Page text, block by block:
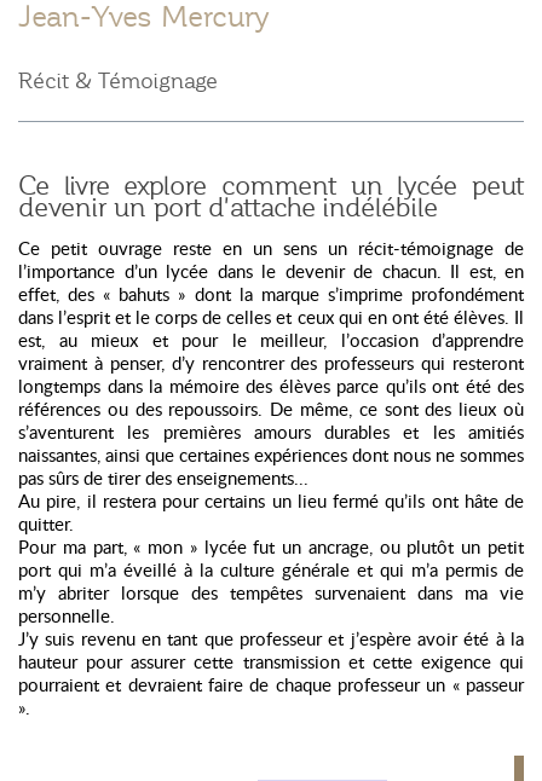
Jean-Yves Mercury
Récit & Témoignage
Ce livre explore comment un lycée peut
devenir un port d'attache indélébile
Ce petit ouvrage reste en un sens un récit-témoignage de
l’importance d’un lycée dans le devenir de chacun. Il est, en
effet, des « bahuts » dont la marque s’imprime profondément
dans l’esprit et le corps de celles et ceux qui en ont été élèves. Il
est, au mieux et pour le meilleur, l’occasion d’apprendre
vraiment à penser, d’y rencontrer des professeurs qui resteront
longtemps dans la mémoire des élèves parce qu’ils ont été des
références ou des repoussoirs. De même, ce sont des lieux où
s’aventurent les premières amours durables et les amitiés
naissantes, ainsi que certaines expériences dont nous ne sommes
pas sûrs de tirer des enseignements...
Au pire, il restera pour certains un lieu fermé qu’ils ont hâte de
quitter.
Pour ma part, « mon » lycée fut un ancrage, ou plutôt un petit
port qui m’a éveillé à la culture générale et qui m’a permis de
m’y abriter lorsque des tempêtes survenaient dans ma vie
personnelle.
J’y suis revenu en tant que professeur et j’espère avoir été à la
hauteur pour assurer cette transmission et cette exigence qui
pourraient et devraient faire de chaque professeur un « passeur
».